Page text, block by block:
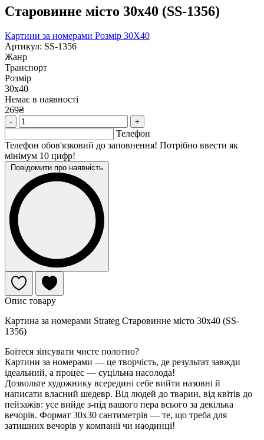
Старовинне місто 30х40 (SS-1356)
Картини за номерами Розмір 30Х40
Артикул: SS-1356
Жанр
Транспорт
Розмір
30х40
Немає в наявності
269₴
- +
Телефон
Телефон обов'язковий до заповнення! Потрібно ввести як
мінімум 10 цифр!
Повідомити про наявність
Опис товару
Картина за номерами Strateg Старовинне місто 30х40 (SS-
1356)
Боїтеся зіпсувати чисте полотно?
Картини за номерами — це творчість, де результат завжди
ідеальний, а процес — суцільна насолода!
Дозвольте художнику всередині себе вийти назовні й
написати власний шедевр. Від людей до тварин, від квітів до
пейзажів: усе вийде з-під вашого пера всього за декілька
вечорів. Формат 30х30 сантиметрів — те, що треба для
затишних вечорів у компанії чи наодинці!